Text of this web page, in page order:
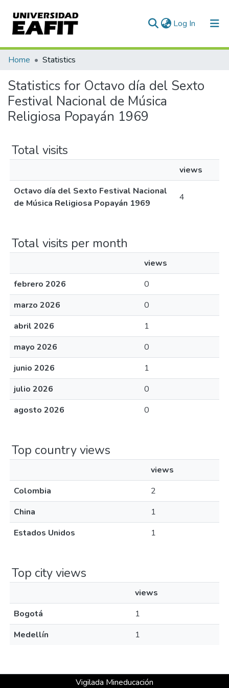
Log In (current)
Communities & Collections
All of DSpace
Home Statistics
Statistics for Octavo día del Sexto
Festival Nacional de Música
Religiosa Popayán 1969
Total visits
views
Octavo día del Sexto Festival Nacional
de Música Religiosa Popayán 1969
4
Total visits per month
views
febrero 2026
0
marzo 2026
0
abril 2026
1
mayo 2026
0
junio 2026
1
julio 2026
0
agosto 2026
0
Top country views
views
Colombia
2
China
1
Estados Unidos
1
Top city views
views
Bogotá
1
Medellín
1
Vigilada Mineducación